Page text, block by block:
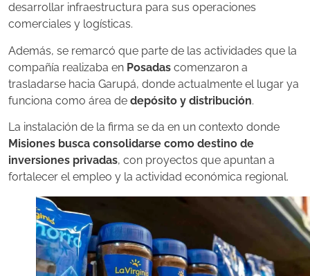
desarrollar infraestructura para sus operaciones
comerciales y logísticas.
Además, se remarcó que parte de las actividades que la
compañía realizaba en Posadas comenzaron a
trasladarse hacia Garupá, donde actualmente el lugar ya
funciona como área de depósito y distribución.
La instalación de la firma se da en un contexto donde
Misiones busca consolidarse como destino de
inversiones privadas, con proyectos que apuntan a
fortalecer el empleo y la actividad económica regional.